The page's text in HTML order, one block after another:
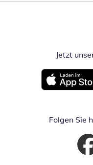
Jetzt
Öffnet in
Folgen Sie